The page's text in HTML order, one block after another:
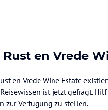
en Vrede
en Vrede Wine Estate
ist jetzt gefragt.
zur Verfügung zu stellen.